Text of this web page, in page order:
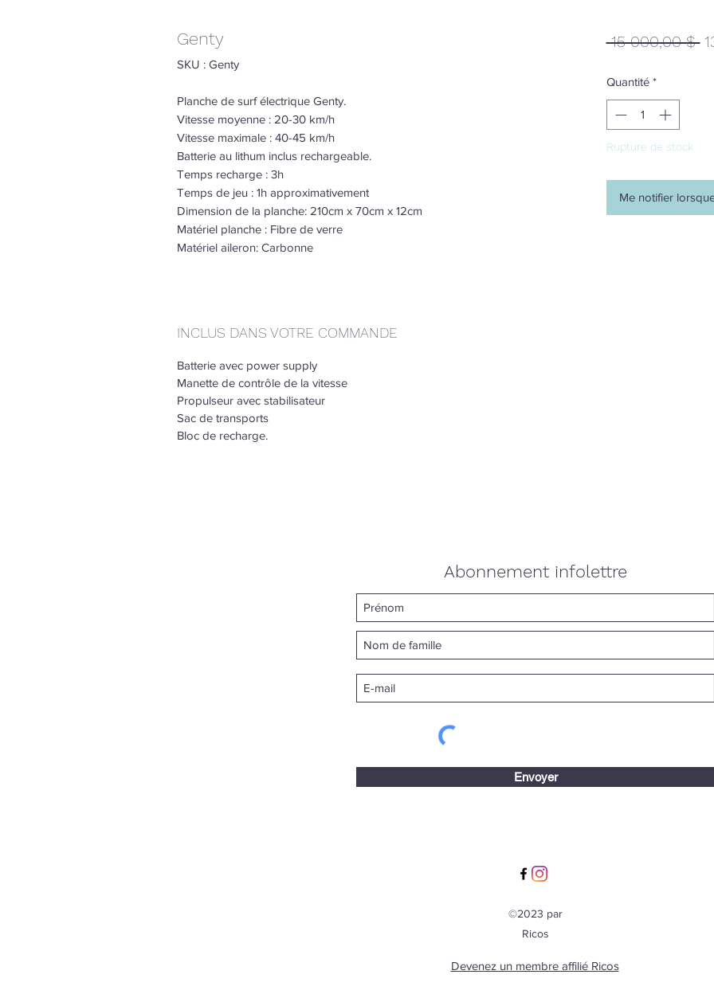
Genty
SKU : Genty
Planche de surf électrique Genty.
Vitesse moyenne : 20-30 km/h
Vitesse maximale : 40-45 km/h
Batterie au lithum inclus rechargeable.
Temps recharge : 3h
Temps de jeu : 1h approximativement
Dimension de la planche: 210cm x 70cm x 12cm
Matériel planche : Fibre de verre
Matériel aileron: Carbonne
INCLUS DANS VOTRE COMMANDE
Batterie avec power supply
Manette de contrôle de la vitesse
Propulseur avec stabilisateur
Sac de transports
Bloc de recharge.
15 000,00 $
Quantité *
Rupture de stock
Me notifier
Abonnement infolettre
Envoyer
©2023 par
Ricos
Devenez un membre affilié Ricos